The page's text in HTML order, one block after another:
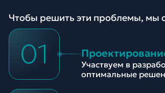
Чтобы решить эти проблемы, мы
01
Участвуем в
оптимальные